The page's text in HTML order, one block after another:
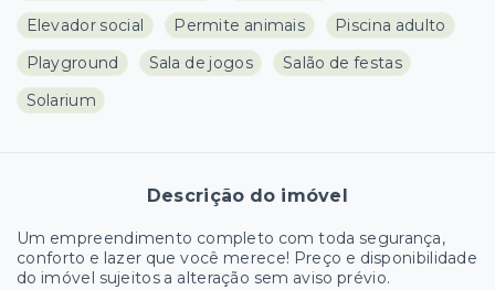
Elevador social
Permite animais
Piscina adulto
Playground
Sala de jogos
Salão de festas
Solarium
Descrição do imóvel
Um empreendimento completo com toda segurança,
conforto e lazer que você merece! Preço e disponibilidade
do imóvel sujeitos a alteração sem aviso prévio.